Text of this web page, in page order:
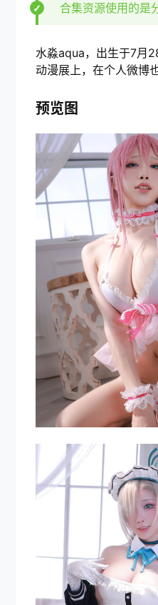
合集资源使用的是
水淼aqua，出生于7月
动漫展上，在个人微博
预览图